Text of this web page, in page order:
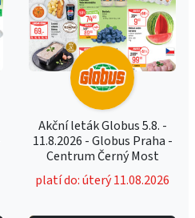
Akční leták Globus 5.8. -
11.8.2026 - Globus Praha -
Centrum Černý Most
platí do: úterý 11.08.2026